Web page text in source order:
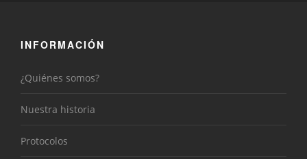
INFORMACIÓN
¿Quiénes somos?
Nuestra historia
Protocolos